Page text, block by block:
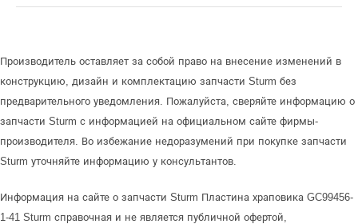
Производитель оставляет за собой право на внесение изменений в
конструкцию, дизайн и комплектацию запчасти Sturm без
предварительного уведомления. Пожалуйста, сверяйте информацию о
запчасти Sturm с информацией на официальном сайте фирмы-
производителя. Во избежание недоразумений при покупке запчасти
Sturm уточняйте информацию у консультантов.
Информация на сайте о запчасти Sturm Пластина храповика GC99456-
1-41 Sturm справочная и не является публичной офертой,